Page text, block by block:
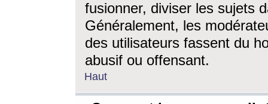
fusionner, diviser les sujets
Généralement, les
des utilisateurs fassent du
abusif ou offensant.
Haut